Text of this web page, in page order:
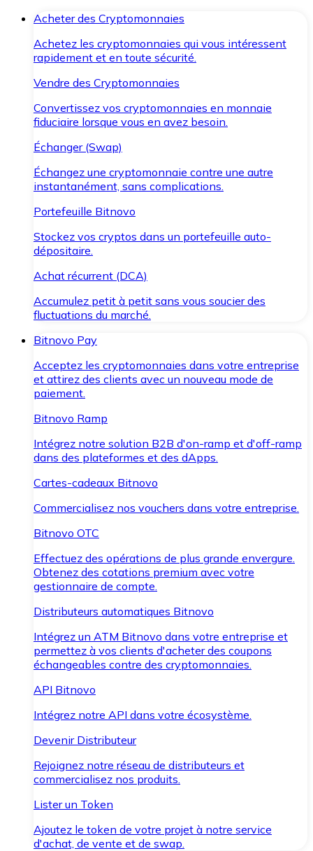
Acheter des Cryptomonnaies
Achetez les cryptomonnaies qui vous intéressent
rapidement et en toute sécurité.
Vendre des Cryptomonnaies
Convertissez vos cryptomonnaies en monnaie
fiduciaire lorsque vous en avez besoin.
Échanger (Swap)
Échangez une cryptomonnaie contre une autre
instantanément, sans complications.
Portefeuille Bitnovo
Stockez vos cryptos dans un portefeuille auto-
dépositaire.
Achat récurrent (DCA)
Accumulez petit à petit sans vous soucier des
fluctuations du marché.
Bitnovo Pay
Acceptez les cryptomonnaies dans votre entreprise
et attirez des clients avec un nouveau mode de
paiement.
Bitnovo Ramp
Intégrez notre solution B2B d'on-ramp et d'off-ramp
dans des plateformes et des dApps.
Cartes-cadeaux Bitnovo
Commercialisez nos vouchers dans votre entreprise.
Bitnovo OTC
Effectuez des opérations de plus grande envergure.
Obtenez des cotations premium avec votre
gestionnaire de compte.
Distributeurs automatiques Bitnovo
Intégrez un ATM Bitnovo dans votre entreprise et
permettez à vos clients d'acheter des coupons
échangeables contre des cryptomonnaies.
API Bitnovo
Intégrez notre API dans votre écosystème.
Devenir Distributeur
Rejoignez notre réseau de distributeurs et
commercialisez nos produits.
Lister un Token
Ajoutez le token de votre projet à notre service
d'achat, de vente et de swap.